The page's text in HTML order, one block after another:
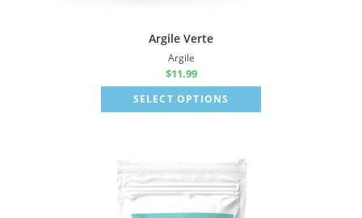
Argile Verte
Argile
$11.99
SELECT OPTIONS